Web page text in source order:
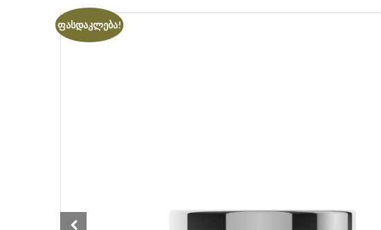
ფასდაკლება!